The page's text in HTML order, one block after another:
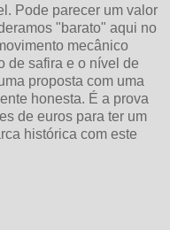
Pode parecer um valor
"barato" aqui no
mecânico
de safira e o nível de
proposta com uma
honesta. É a prova
de euros para ter um
histórica com este